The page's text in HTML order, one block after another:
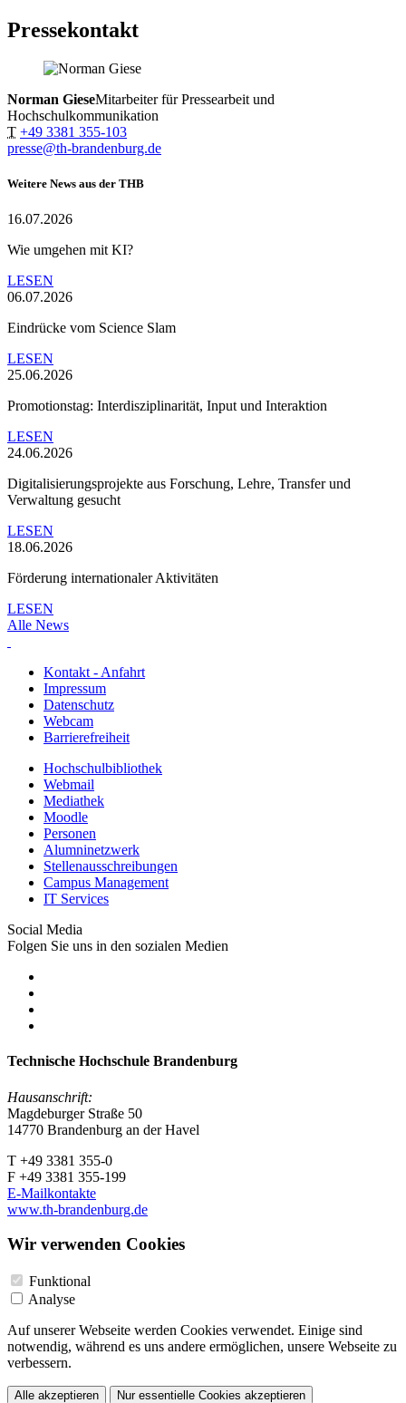
Pressekontakt
Norman GieseMitarbeiter für Pressearbeit und
Hochschulkommunikation
T +49 3381 355-103
presse@th-brandenburg.de
Weitere News aus der THB
16.07.2026
Wie umgehen mit KI?
LESEN
06.07.2026
Eindrücke vom Science Slam
LESEN
25.06.2026
Promotionstag: Interdisziplinarität, Input und Interaktion
LESEN
24.06.2026
Digitalisierungsprojekte aus Forschung, Lehre, Transfer und
Verwaltung gesucht
LESEN
18.06.2026
Förderung internationaler Aktivitäten
LESEN
Alle News
Kontakt - Anfahrt
Impressum
Datenschutz
Webcam
Barrierefreiheit
Hochschulbibliothek
Webmail
Mediathek
Moodle
Personen
Alumninetzwerk
Stellenausschreibungen
Campus Management
IT Services
Social Media
Folgen Sie uns in den sozialen Medien
Technische Hochschule Brandenburg
Hausanschrift:
Magdeburger Straße 50
14770 Brandenburg an der Havel
T +49 3381 355-0
F +49 3381 355-199
E-Mailkontakte
www.th-brandenburg.de
Wir verwenden Cookies
Funktional
Analyse
Auf unserer Webseite werden Cookies verwendet. Einige sind
notwendig, während es uns andere ermöglichen, unsere Webseite zu
verbessern.
Alle akzeptieren Nur essentielle Cookies akzeptieren